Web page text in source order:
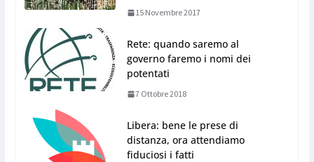
15 Novembre 2017
Rete: quando saremo al
governo faremo i nomi dei
potentati
7 Ottobre 2018
Libera: bene le prese di
distanza, ora attendiamo
fiduciosi i fatti